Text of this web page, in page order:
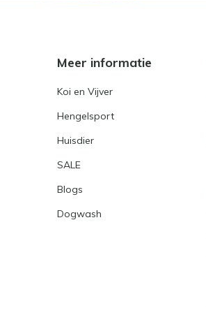
Meer informatie
Koi en Vijver
Hengelsport
Huisdier
SALE
Blogs
Dogwash